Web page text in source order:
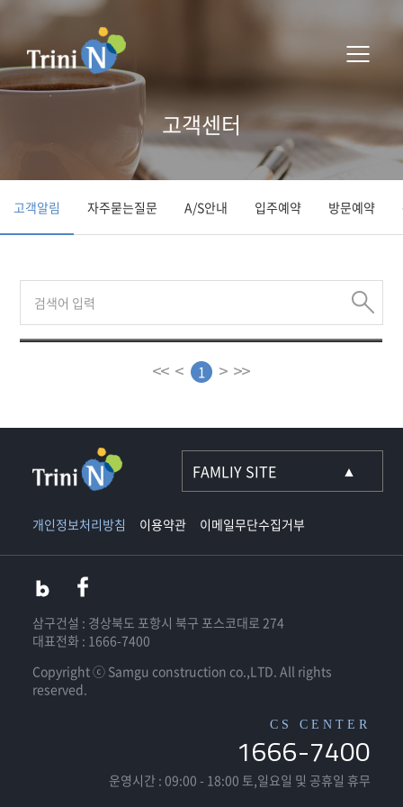
고객센터
고객알림 자주묻는질문 A/S안내 입주예약 방문예약
1
개인정보처리방침 이용약관 이메일무단수집거부
삼구건설 : 경상북도 포항시 북구 포스코대로 274
대표전화 : 1666-7400
Copyright ⓒ Samgu construction co.,LTD. All rights
reserved.
CS CENTER
1666-7400
운영시간 : 09:00 - 18:00토,일요일 및 공휴일 휴무